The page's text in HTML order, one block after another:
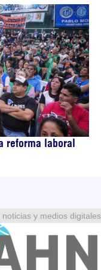
reforma laboral
y medios digitales